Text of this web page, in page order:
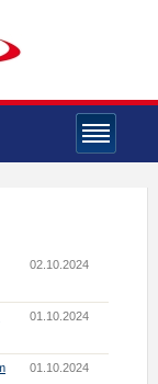
02.10.2024
01.10.2024
01.10.2024